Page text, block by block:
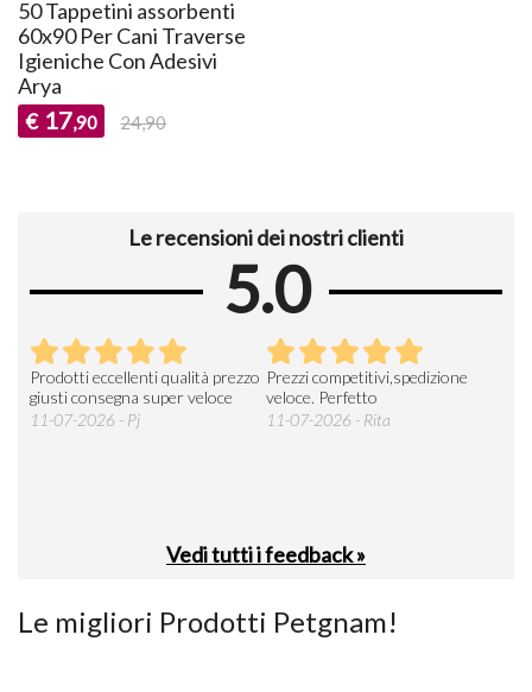
50 Tappetini assorbenti
60x90 Per Cani Traverse
Igieniche Con Adesivi
Arya
€ 17,90 24,90
Le recensioni dei nostri clienti
5.0
Prodotti eccellenti qualità prezzo
giusti consegna super veloce
11-07-2026 - Pj
Prezzi competitivi,spedizione
veloce. Perfetto
11-07-2026 - Rita
Vedi tutti i feedback »
Le migliori Prodotti Petgnam!